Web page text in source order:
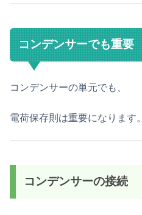
コンデンサーでも重要
コンデンサーの単元でも、
電荷保存則は重要になります。
コンデンサーの接続